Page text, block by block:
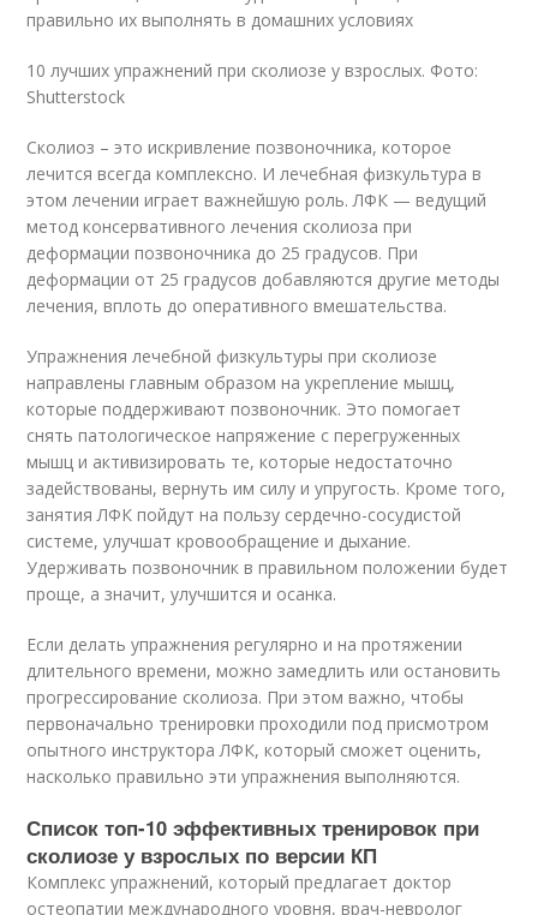
правильно их выполнять в домашних условиях
10 лучших упражнений при сколиозе у взрослых. Фото:
Shutterstock
Сколиоз – это искривление позвоночника, которое
лечится всегда комплексно. И лечебная физкультура в
этом лечении играет важнейшую роль. ЛФК — ведущий
метод консервативного лечения сколиоза при
деформации позвоночника до 25 градусов. При
деформации от 25 градусов добавляются другие методы
лечения, вплоть до оперативного вмешательства.
Упражнения лечебной физкультуры при сколиозе
направлены главным образом на укрепление мышц,
которые поддерживают позвоночник. Это помогает
снять патологическое напряжение с перегруженных
мышц и активизировать те, которые недостаточно
задействованы, вернуть им силу и упругость. Кроме того,
занятия ЛФК пойдут на пользу сердечно-сосудистой
системе, улучшат кровообращение и дыхание.
Удерживать позвоночник в правильном положении будет
проще, а значит, улучшится и осанка.
Если делать упражнения регулярно и на протяжении
длительного времени, можно замедлить или остановить
прогрессирование сколиоза. При этом важно, чтобы
первоначально тренировки проходили под присмотром
опытного инструктора ЛФК, который сможет оценить,
насколько правильно эти упражнения выполняются.
Список топ-10 эффективных тренировок при
сколиозе у взрослых по версии КП
Комплекс упражнений, который предлагает доктор
остеопатии международного уровня, врач-невролог